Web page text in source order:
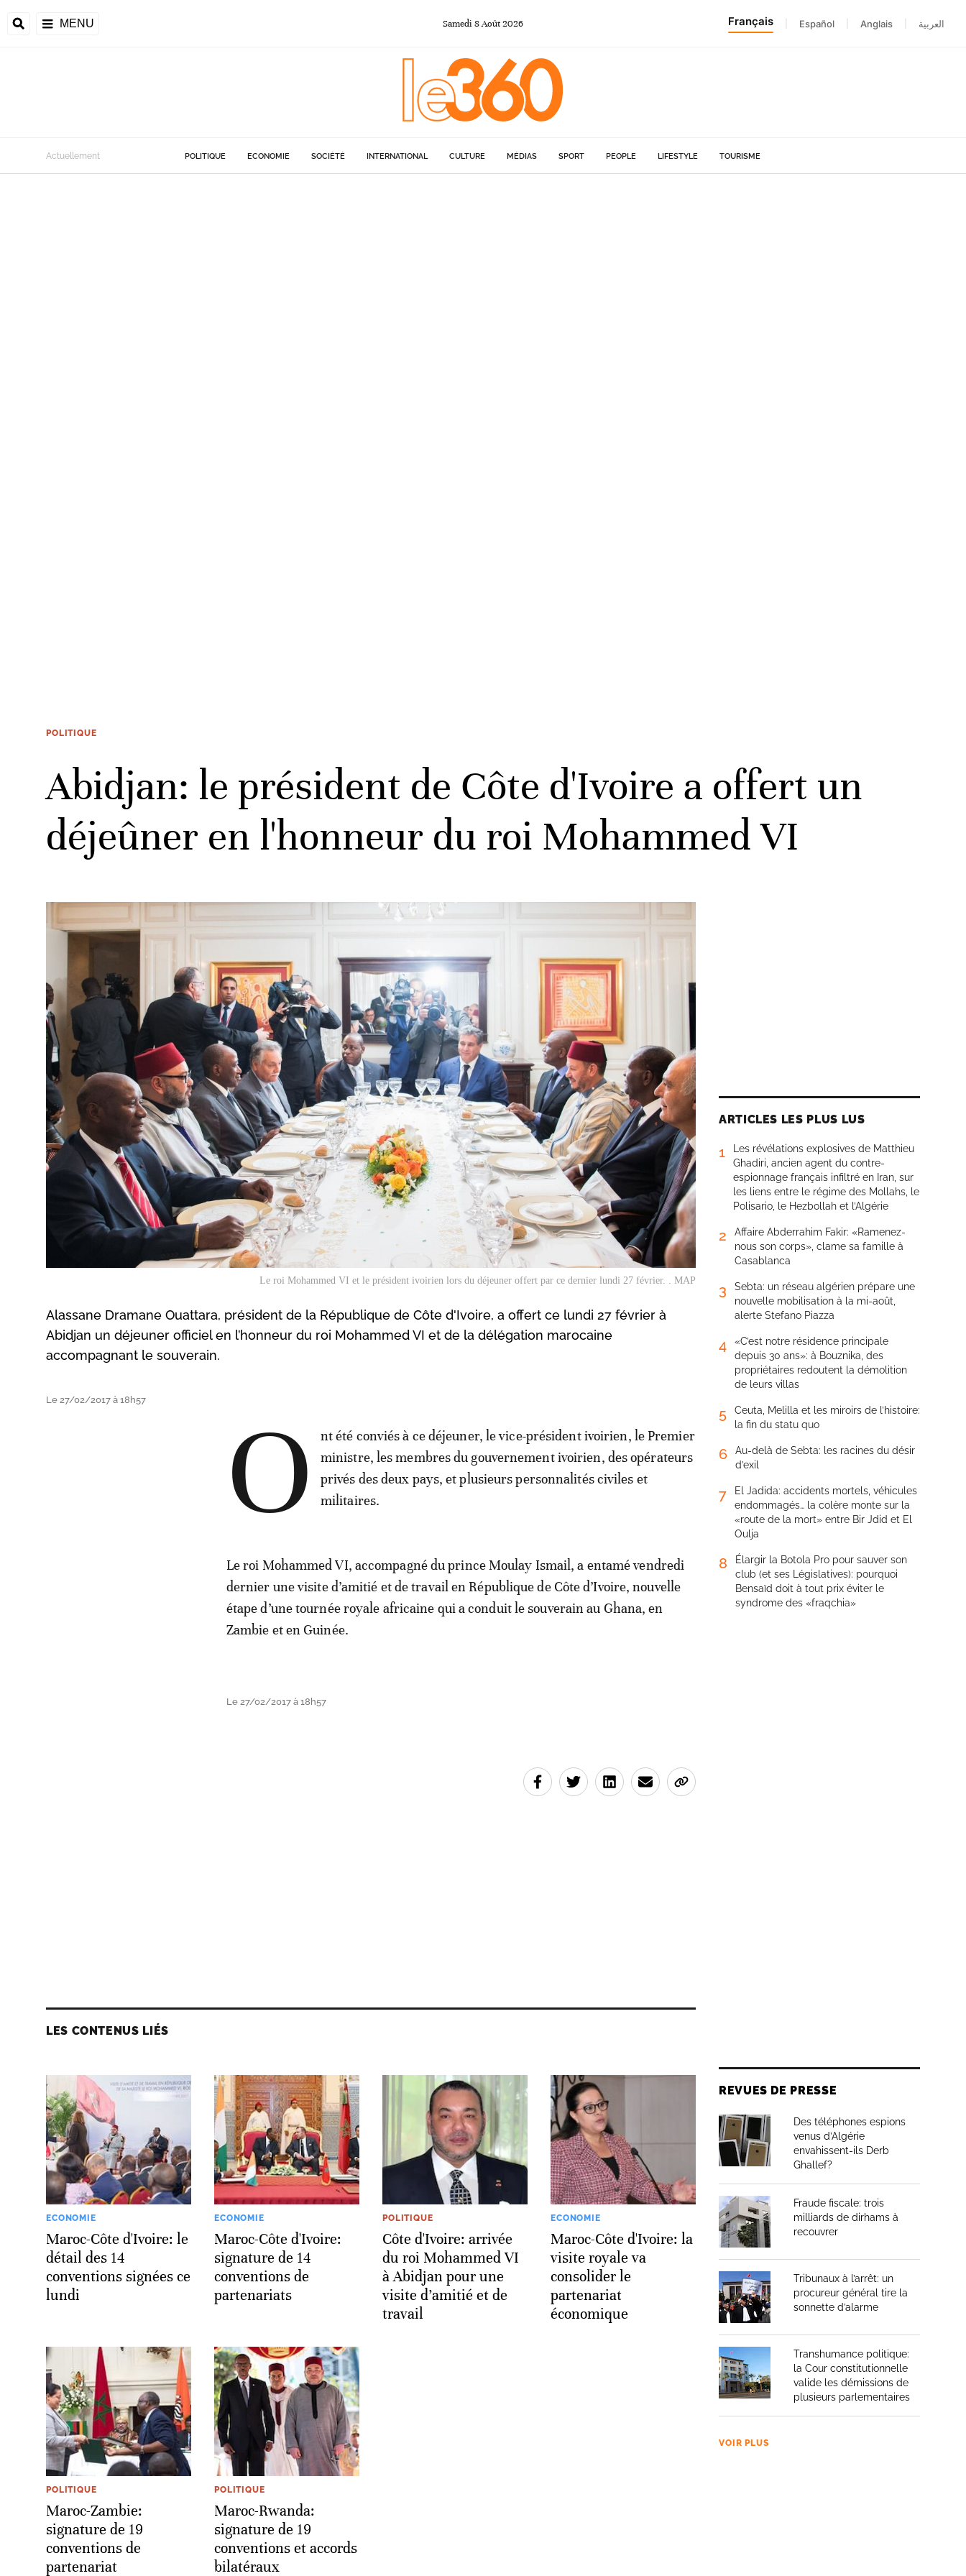
MENU Samedi 8Août2026 Français Español Anglais العربية
Actuellement POLITIQUE ECONOMIE SOCIÉTÉ INTERNATIONAL CULTURE MÉDIAS SPORT PEOPLE LIFESTYLE TOURISME
POLITIQUE
Abidjan: le président de Côte d'Ivoire a offert un
déjeûner en l'honneur du roi Mohammed VI
Le roi Mohammed VI et le président ivoirien lors du déjeuner offert par ce dernier lundi 27 février. . MAP
Alassane Dramane Ouattara, président de la République de Côte d'Ivoire, a offert ce lundi 27 février à
Abidjan un déjeuner officiel en l’honneur du roi Mohammed VI et de la délégation marocaine
accompagnant le souverain.
Le 27/02/2017 à 18h57 O
nt été conviés à ce déjeuner, le vice-président ivoirien, le Premier
ministre, les membres du gouvernement ivoirien, des opérateurs
privés des deux pays, et plusieurs personnalités civiles et
militaires.
Le roi Mohammed VI, accompagné du prince Moulay Ismail, a entamé vendredi
dernier une visite d’amitié et de travail en République de Côte d’Ivoire, nouvelle
étape d’une tournée royale africaine qui a conduit le souverain au Ghana, en
Zambie et en Guinée.
Le 27/02/2017 à 18h57
LES CONTENUS LIÉS
ECONOMIE
Maroc-Côte d'Ivoire: le
détail des 14
conventions signées ce
lundi
ECONOMIE
Maroc-Côte d'Ivoire:
signature de 14
conventions de
partenariats
POLITIQUE
Côte d'Ivoire: arrivée
du roi Mohammed VI
à Abidjan pour une
visite d’amitié et de
travail
ECONOMIE
Maroc-Côte d'Ivoire: la
visite royale va
consolider le
partenariat
économique
POLITIQUE
Maroc-Zambie:
signature de 19
conventions de
partenariat
POLITIQUE
Maroc-Rwanda:
signature de 19
conventions et accords
bilatéraux
ARTICLES LES PLUS LUS
1
Les révélations explosives de Matthieu
Ghadiri, ancien agent du contre-
espionnage français infiltré en Iran, sur
les liens entre le régime des Mollahs, le
Polisario, le Hezbollah et l’Algérie
2
Affaire Abderrahim Fakir: «Ramenez-
nous son corps», clame sa famille à
Casablanca
3
Sebta: un réseau algérien prépare une
nouvelle mobilisation à la mi-août,
alerte Stefano Piazza
4
«C’est notre résidence principale
depuis 30 ans»: à Bouznika, des
propriétaires redoutent la démolition
de leurs villas
5
Ceuta, Melilla et les miroirs de l’histoire:
la fin du statu quo
6
Au-delà de Sebta: les racines du désir
d’exil
7
El Jadida: accidents mortels, véhicules
endommagés… la colère monte sur la
«route de la mort» entre Bir Jdid et El
Oulja
8
Élargir la Botola Pro pour sauver son
club (et ses Législatives): pourquoi
Bensaïd doit à tout prix éviter le
syndrome des «fraqchia»
REVUES DE PRESSE
Des téléphones espions
venus d’Algérie
envahissent-ils Derb
Ghallef?
Fraude fiscale: trois
milliards de dirhams à
recouvrer
Tribunaux à l’arrêt: un
procureur général tire la
sonnette d’alarme
Transhumance politique:
la Cour constitutionnelle
valide les démissions de
plusieurs parlementaires
VOIR PLUS